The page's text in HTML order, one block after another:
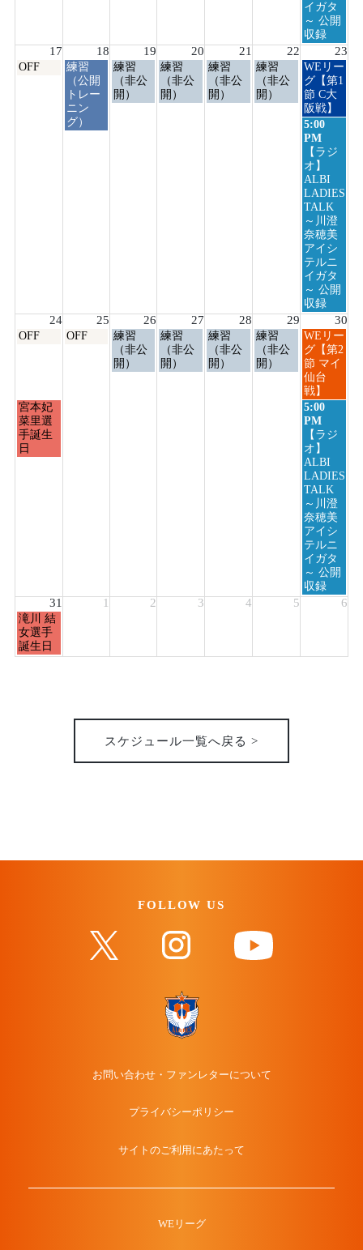
イガタ
～ 公開
収録
17 18 19 20 21 22 23
月
OFF
火
曜
日,
8
月
練習
（公開
トレー
ニン
グ）
水
曜
日,
練習
（非公
開）
木
曜
日,
練習
（非公
開）
金
曜
日,
練習
（非公
開）
土
曜
日,
練習
（非公
開）
日
曜
日,
8
月
23rd
2026
WEリー
グ【第1
節 C大
阪戦】
日
曜
日,
8
月
23rd
2026
5:00
PM
【ラジ
オ】
ALBI
LADIES
TALK
～川澄
奈穂美
アイシ
テルニ
イガタ
～ 公開
収録
24 25 26 27 28 29 30
月
24th
2026
OFF
火
OFF
水
曜
日,
練習
（非公
開）
木
曜
日,
練習
（非公
開）
金
曜
日,
練習
（非公
開）
土
曜
日,
練習
（非公
開）
日
曜
日,
8
月
30th
2026
WEリー
グ【第2
節 マイ
仙台
戦】
月
曜
日,
8
宮本妃
菜里選
手誕生
日
日
曜
日,
8
月
30th
2026
5:00
PM
【ラジ
オ】
ALBI
LADIES
TALK
～川澄
奈穂美
アイシ
テルニ
イガタ
～ 公開
収録
31 1 2 3 4 5 6
月
曜
日,
8
滝川 結
女選手
誕生日
スケジュール一覧へ戻る >
FOLLOW US
お問い合わせ・ファンレターについて
プライバシーポリシー
サイトのご利用にあたって
WEリーグ